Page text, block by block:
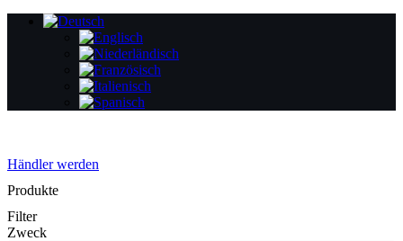
Händler werden
Produkte
Filter
Zweck